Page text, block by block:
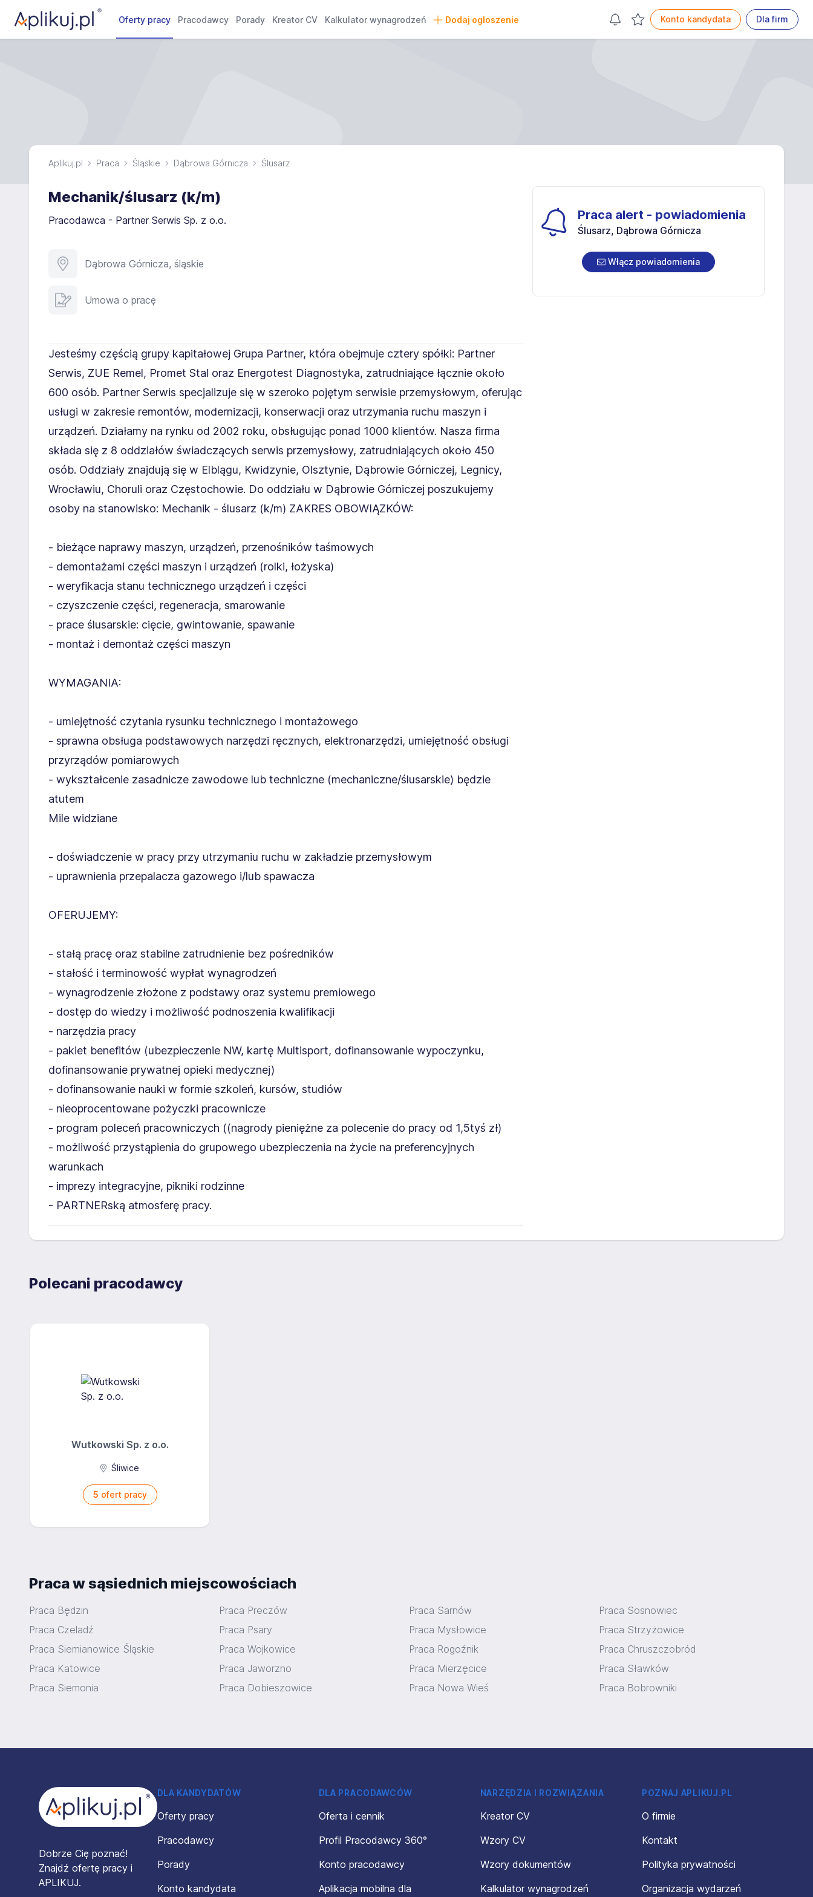
Oferty pracy Pracodawcy Porady Kreator CV Kalkulator wynagrodzeń Dodaj ogłoszenie Konto kandydata Dla firm
Aplikuj.pl Praca Śląskie Dąbrowa Górnicza Ślusarz
Mechanik/ślusarz (k/m)
Pracodawca - Partner Serwis Sp. z o.o.
Dąbrowa Górnicza, śląskie
Umowa o pracę
Jesteśmy częścią grupy kapitałowej Grupa Partner, która obejmuje cztery spółki: Partner
Serwis, ZUE Remel, Promet Stal oraz Energotest Diagnostyka, zatrudniające łącznie około
600 osób. Partner Serwis specjalizuje się w szeroko pojętym serwisie przemysłowym, oferując
usługi w zakresie remontów, modernizacji, konserwacji oraz utrzymania ruchu maszyn i
urządzeń. Działamy na rynku od 2002 roku, obsługując ponad 1000 klientów. Nasza firma
składa się z 8 oddziałów świadczących serwis przemysłowy, zatrudniających około 450
osób. Oddziały znajdują się w Elblągu, Kwidzynie, Olsztynie, Dąbrowie Górniczej, Legnicy,
Wrocławiu, Choruli oraz Częstochowie. Do oddziału w Dąbrowie Górniczej poszukujemy
osoby na stanowisko: Mechanik - ślusarz (k/m) ZAKRES OBOWIĄZKÓW:
- bieżące naprawy maszyn, urządzeń, przenośników taśmowych
- demontażami części maszyn i urządzeń (rolki, łożyska)
- weryfikacja stanu technicznego urządzeń i części
- czyszczenie części, regeneracja, smarowanie
- prace ślusarskie: cięcie, gwintowanie, spawanie
- montaż i demontaż części maszyn
WYMAGANIA:
- umiejętność czytania rysunku technicznego i montażowego
- sprawna obsługa podstawowych narzędzi ręcznych, elektronarzędzi, umiejętność obsługi
przyrządów pomiarowych
- wykształcenie zasadnicze zawodowe lub techniczne (mechaniczne/ślusarskie) będzie
atutem
Mile widziane
- doświadczenie w pracy przy utrzymaniu ruchu w zakładzie przemysłowym
- uprawnienia przepalacza gazowego i/lub spawacza
OFERUJEMY:
- stałą pracę oraz stabilne zatrudnienie bez pośredników
- stałość i terminowość wypłat wynagrodzeń
- wynagrodzenie złożone z podstawy oraz systemu premiowego
- dostęp do wiedzy i możliwość podnoszenia kwalifikacji
- narzędzia pracy
- pakiet benefitów (ubezpieczenie NW, kartę Multisport, dofinansowanie wypoczynku,
dofinansowanie prywatnej opieki medycznej)
- dofinansowanie nauki w formie szkoleń, kursów, studiów
- nieoprocentowane pożyczki pracownicze
- program poleceń pracowniczych ((nagrody pieniężne za polecenie do pracy od 1,5tyś zł)
- możliwość przystąpienia do grupowego ubezpieczenia na życie na preferencyjnych
warunkach
- imprezy integracyjne, pikniki rodzinne
- PARTNERską atmosferę pracy.
Praca alert - powiadomienia
Ślusarz, Dąbrowa Górnicza
Włącz powiadomienia
Polecani pracodawcy
Wutkowski Sp. z o.o.
Śliwice
5 ofert pracy
Praca w sąsiednich miejscowościach
Praca Będzin Praca Preczów Praca Sarnów
Praca Sosnowiec
Praca Czeladź
Praca Psary Praca Mysłowice
Praca Strzyżowice
Praca Siemianowice Śląskie
Praca Wojkowice Praca Rogoźnik
Praca Chruszczobród
Praca Katowice
Praca Jaworzno Praca Mierzęcice
Praca Sławków
Praca Siemonia
Praca Dobieszowice Praca Nowa Wieś Praca Bobrowniki
Dobrze Cię poznać!
Znajdź ofertę pracy i
APLIKUJ.
DLA KANDYDATÓW
Oferty pracy
Pracodawcy
Porady
Konto kandydata
DLA PRACODAWCÓW
Oferta i cennik
Profil Pracodawcy 360°
Konto pracodawcy
Aplikacja mobilna dla
NARZĘDZIA I ROZWIĄZANIA
Kreator CV
Wzory CV
Wzory dokumentów
Kalkulator wynagrodzeń
POZNAJ APLIKUJ.PL
O firmie
Kontakt
Polityka prywatności
Organizacja wydarzeń